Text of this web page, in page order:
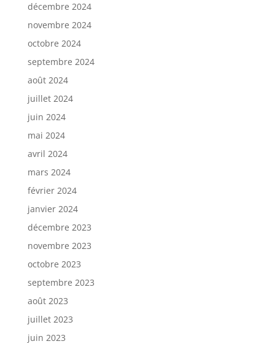
décembre 2024
novembre 2024
octobre 2024
septembre 2024
août 2024
juillet 2024
juin 2024
mai 2024
avril 2024
mars 2024
février 2024
janvier 2024
décembre 2023
novembre 2023
octobre 2023
septembre 2023
août 2023
juillet 2023
juin 2023